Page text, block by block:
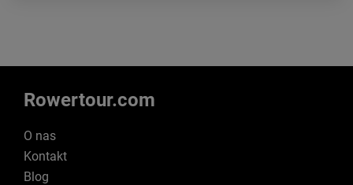
Rowertour.com
O nas
Kontakt
Blog